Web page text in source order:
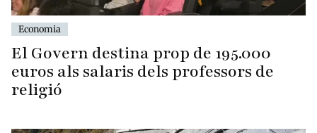
Economia
El Govern destina prop de 195.000
euros als salaris dels professors de
religió